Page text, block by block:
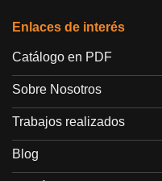
Enlaces de interés
Catálogo en PDF
Sobre Nosotros
Trabajos realizados
Blog